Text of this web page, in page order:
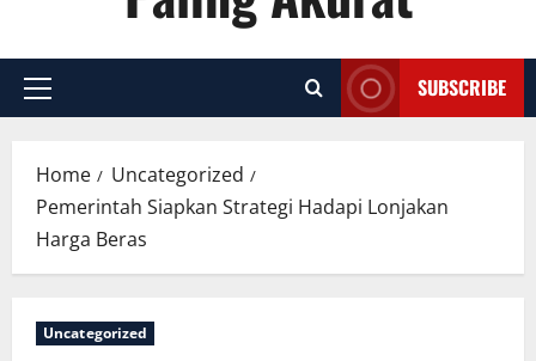
Primary
SUBSCRIBE
Home
Uncategorized
Pemerintah Siapkan Strategi Hadapi Lonjakan
Harga Beras
Uncategorized